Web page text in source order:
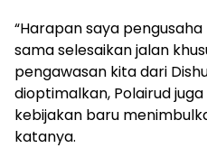
“Harapan saya
sama selesaikan jalan
pengawasan kita dari
dioptimalkan, Polairud
kebijakan baru
katanya.